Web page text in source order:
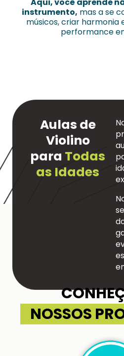
Aqui, você aprende
instrumento, mas a se
músicos, criar harmonia
performance
Aulas de
Violino
paraTodas
as Idades
NOSSOS